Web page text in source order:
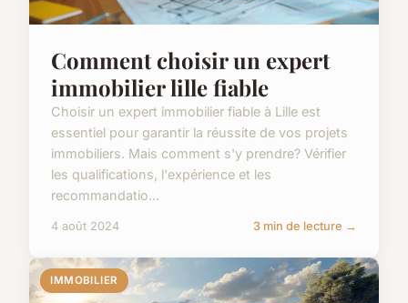
Comment choisir un expert
immobilier lille fiable
Choisir un expert immobilier fiable à Lille est
essentiel pour garantir la réussite de vos projets
immobiliers. Mais comment s'y prendre? Vérifier
les qualifications, l'expérience et les
recommandatio...
4 août 2024 3 min de lecture →
IMMOBILIER